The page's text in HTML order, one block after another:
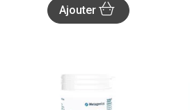
Ajouter